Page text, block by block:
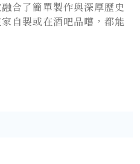
合了簡單製作與深厚歷史
自製或在酒吧品嚐，都能